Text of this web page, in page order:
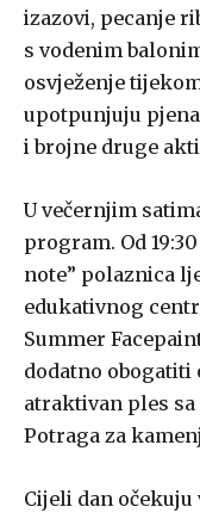
izazovi, pecanje
s vodenim
osvježenje
upotpunjuju
i brojne druge
U večernjim
program. Od
note” polaznica
edukativnog
Summer
dodatno
atraktivan ples sa
Potraga za
Cijeli dan očekuju